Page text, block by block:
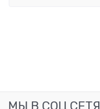
МЫ В СОЦ